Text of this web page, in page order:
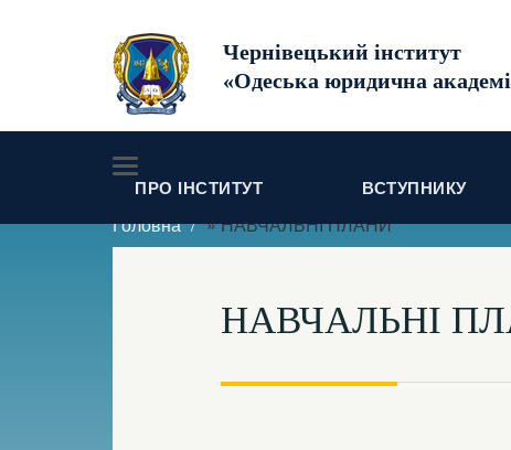
Чернівецький інститут
«Одеська юридична
ПРО ІНСТИТУТ ВСТУПНИКУ
Головна » НАВЧАЛЬНІ ПЛАНИ
НАВЧАЛЬНІ